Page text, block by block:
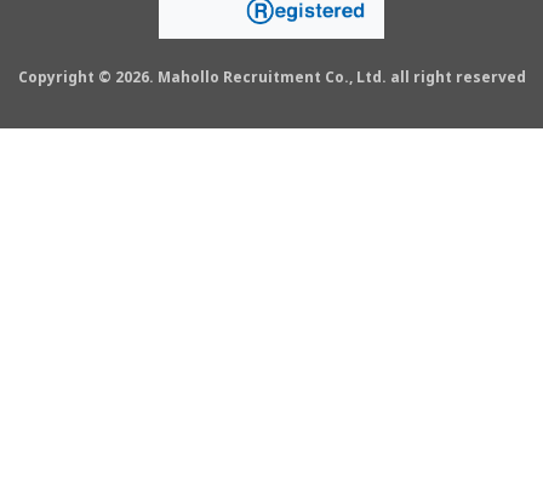
Copyright © 2026. Mahollo Recruitment Co., Ltd. all right reserved